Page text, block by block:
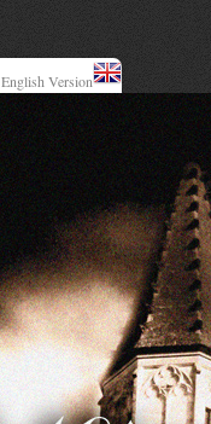
English Version